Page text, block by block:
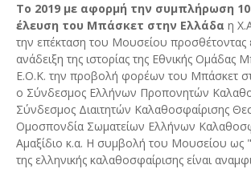
Το 2019 με αφορμή την συμπλήρωση
έλευση του Μπάσκετ στην Ελλάδα η
την επέκταση του Μουσείου προσθέτοντας
ανάδειξη της ιστορίας της Εθνικής Ομάδας
Ε.Ο.Κ. την προβολή φορέων του Μπάσκετ
ο Σύνδεσμος Ελλήνων Προπονητών
Σύνδεσμος Διαιτητών Καλαθοσφαίρισης
Ομοσπονδία Σωματείων Ελλήνων
Αμαξίδιο κ.α. Η συμβολή του Μουσείου ως
της ελληνικής καλαθοσφαίρισης είναι